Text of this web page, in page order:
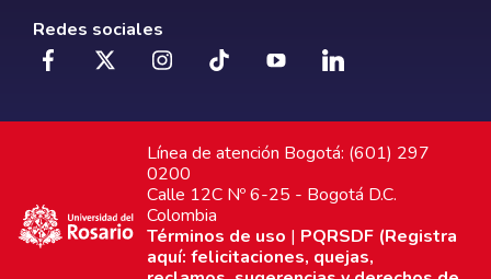
Redes sociales
Línea de atención Bogotá: (601) 297
0200
Calle 12C Nº 6-25 - Bogotá D.C.
Colombia
Términos de uso | PQRSDF (Registra
aquí: felicitaciones, quejas,